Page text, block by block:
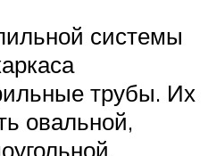
системы
трубы. Их
овальной,